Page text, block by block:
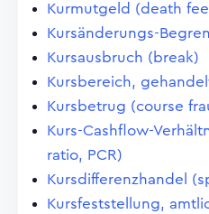
Kurmutgeld (death
Kursänderungs-
Kursausbruch (break)
Kursbereich,
Kursbetrug (course
Kurs-Cashflow-
ratio, PCR)
Kursdifferenzhandel
Kursfeststellung,